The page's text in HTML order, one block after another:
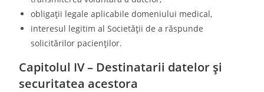
obligații legale aplicabile domeniului medical,
interesul legitim al Societății de a răspunde
solicitărilor pacienților.
Capitolul IV – Destinatarii datelor și
securitatea acestora